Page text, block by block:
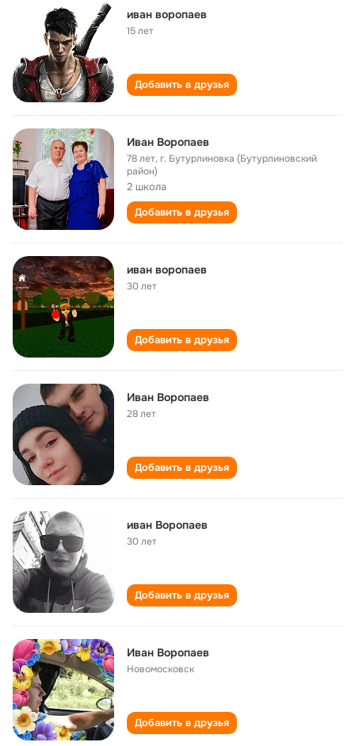
иван воропаев
15 лет
Добавить в друзья
Иван Воропаев
78 лет,г. Бутурлиновка (Бутурлиновский
район)
2 школа
Добавить в друзья
иван воропаев
30 лет
Добавить в друзья
Иван Воропаев
28 лет
Добавить в друзья
иван Воропаев
30 лет
Добавить в друзья
Иван Воропаев
Новомосковск
Добавить в друзья